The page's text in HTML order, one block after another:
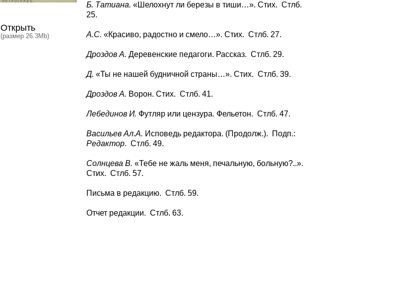
Открыть
(размер 26.3Mb)
Б. Татиана. «Шелохнут ли березы в тиши…». Стих. Стлб.
25.
А.С. «Красиво, радостно и смело…». Стих. Стлб. 27.
Дроздов А. Деревенские педагоги. Рассказ. Стлб. 29.
Д. «Ты не нашей будничной страны…». Стих. Стлб. 39.
Дроздов А. Ворон. Стих. Стлб. 41.
Лебединов И. Футляр или цензура. Фельетон. Стлб. 47.
Васильев Ал.А. Исповедь редактора. (Продолж.). Подп.:
Редактор. Стлб. 49.
Солнцева В. «Тебе не жаль меня, печальную, больную?..».
Стих. Стлб. 57.
Письма в редакцию. Стлб. 59.
Отчет редакции. Стлб. 63.